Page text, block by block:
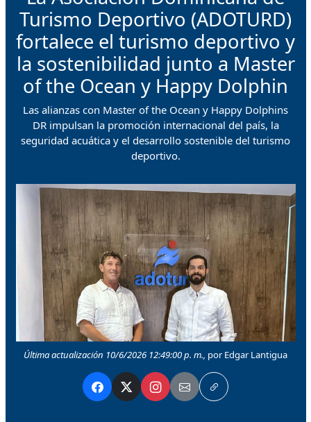
Turismo Deportivo (ADOTURD)
fortalece el turismo deportivo y
la sostenibilidad junto a Master
of the Ocean y Happy Dolphin
Las alianzas con Master of the Ocean y Happy Dolphins
DR impulsan la promoción internacional del país, la
seguridad acuática y el desarrollo sostenible del turismo
deportivo.
Última actualización 10/6/2026 12:49:00 p. m., por Edgar Lantigua